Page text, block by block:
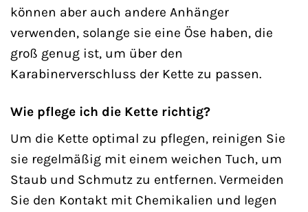
können aber auch andere Anhänger
verwenden, solange sie eine Öse haben, die
groß genug ist, um über den
Karabinerverschluss der Kette zu passen.
Wie pflege ich die Kette richtig?
Um die Kette optimal zu pflegen, reinigen Sie
sie regelmäßig mit einem weichen Tuch, um
Staub und Schmutz zu entfernen. Vermeiden
Sie den Kontakt mit Chemikalien und legen